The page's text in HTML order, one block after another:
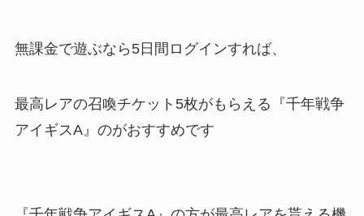
無課金で遊ぶなら5日間ログインすれば、
最高レアの召喚チケット5枚がもらえる『千年戦争
アイギスA』のがおすすめです